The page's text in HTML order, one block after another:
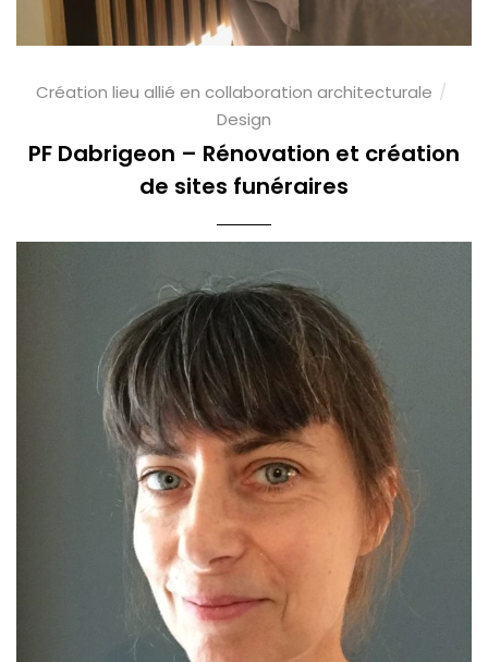
Création lieu allié en collaboration architecturale
Design
PF Dabrigeon – Rénovation et création
de sites funéraires